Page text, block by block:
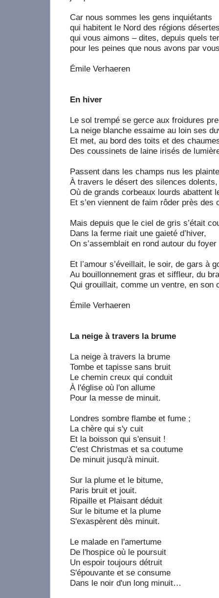
Car nous sommes les gens inquiétants
qui habitent le Nord des régions
qui vous aimons – dites, depuis quels
pour les peines que nous avons par
Émile Verhaeren
En hiver
Le sol trempé se gerce aux froidures
La neige blanche essaime au loin ses
Et met, au bord des toits et des
Des coussinets de laine irisés de
Passent dans les champs nus les
À travers le désert des silences dolents,
Où de grands corbeaux lourds abattent
Et s’en viennent de faim rôder près des
Mais depuis que le ciel de gris s’était
Dans la ferme riait une gaieté d’hiver,
On s’assemblait en rond autour du foyer
Et l’amour s’éveillait, le soir, de gars à
Au bouillonnement gras et siffleur, du
Qui grouillait, comme un ventre, en son
Émile Verhaeren
La neige à travers la brume
La neige à travers la brume
Tombe et tapisse sans bruit
Le chemin creux qui conduit
À l'église où l'on allume
Pour la messe de minuit.
Londres sombre flambe et fume ;
La chère qui s'y cuit
Et la boisson qui s'ensuit !
C'est Christmas et sa coutume
De minuit jusqu'à minuit.
Sur la plume et le bitume,
Paris bruit et jouit.
Ripaille et Plaisant déduit
Sur le bitume et la plume
S'exaspèrent dès minuit.
Le malade en l'amertume
De l'hospice où le poursuit
Un espoir toujours détruit
S'épouvante et se consume
Dans le noir d'un long minuit…